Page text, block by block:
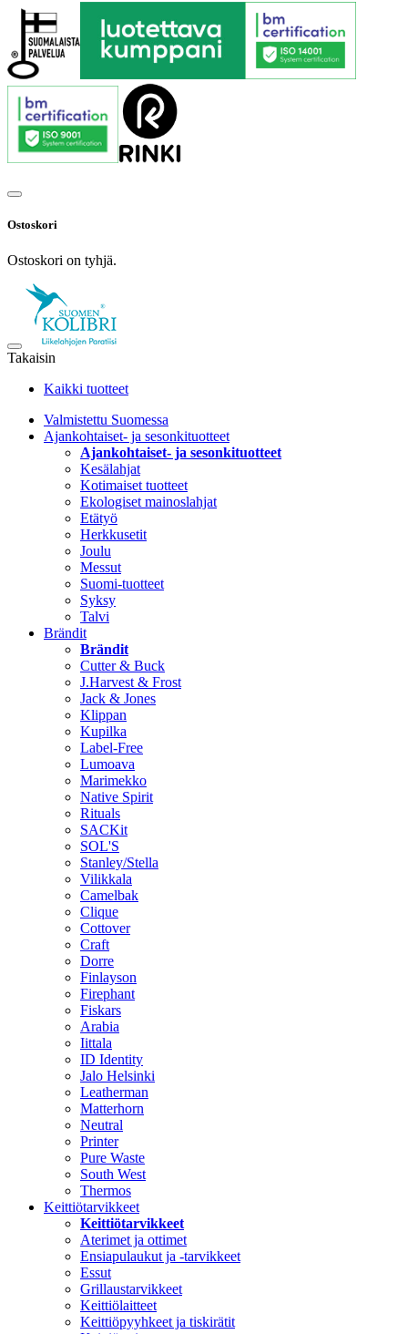
Ostoskori
Ostoskori on tyhjä.
Takaisin
Kaikki tuotteet
Valmistettu Suomessa
Ajankohtaiset- ja sesonkituotteet
Ajankohtaiset- ja sesonkituotteet
Kesälahjat
Kotimaiset tuotteet
Ekologiset mainoslahjat
Etätyö
Herkkusetit
Joulu
Messut
Suomi-tuotteet
Syksy
Talvi
Brändit
Brändit
Cutter & Buck
J.Harvest & Frost
Jack & Jones
Klippan
Kupilka
Label-Free
Lumoava
Marimekko
Native Spirit
Rituals
SACKit
SOL'S
Stanley/Stella
Vilikkala
Camelbak
Clique
Cottover
Craft
Dorre
Finlayson
Firephant
Fiskars
Arabia
Iittala
ID Identity
Jalo Helsinki
Leatherman
Matterhorn
Neutral
Printer
Pure Waste
South West
Thermos
Keittiötarvikkeet
Keittiötarvikkeet
Aterimet ja ottimet
Ensiapulaukut ja -tarvikkeet
Essut
Grillaustarvikkeet
Keittiölaitteet
Keittiöpyyhkeet ja tiskirätit